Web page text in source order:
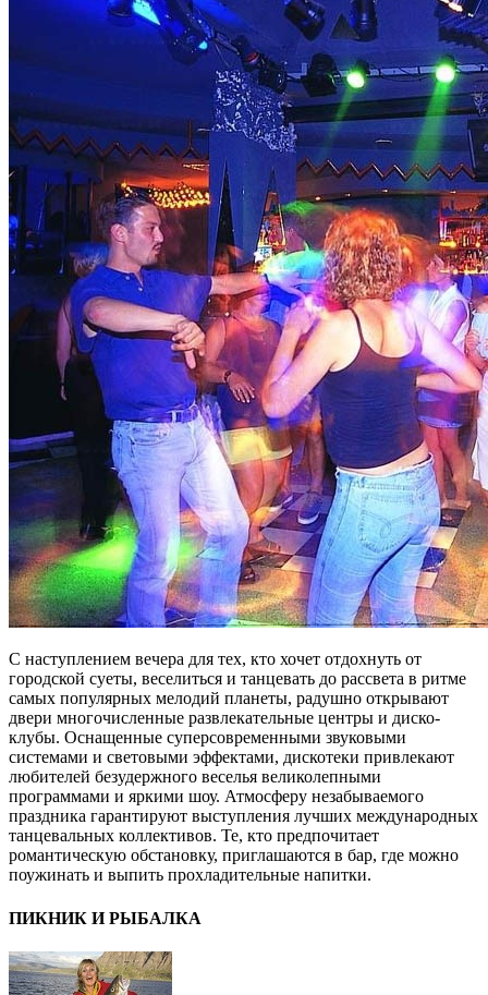
С наступлением вечера для тех, кто хочет отдохнуть от
городской суеты, веселиться и танцевать до рассвета в ритме
самых популярных мелодий планеты, радушно открывают
двери многочисленные развлекательные центры и диско-
клубы. Оснащенные суперсовременными звуковыми
системами и световыми эффектами, дискотеки привлекают
любителей безудержного веселья великолепными
программами и яркими шоу. Атмосферу незабываемого
праздника гарантируют выступления лучших международных
танцевальных коллективов. Те, кто предпочитает
романтическую обстановку, приглашаются в бар, где можно
поужинать и выпить прохладительные напитки.
ПИКНИК И РЫБАЛКА